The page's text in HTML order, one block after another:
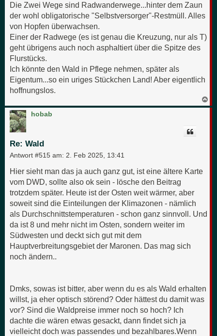
Die Zwei Wege sind Radwanderwege...hinter dem Zaun
der wohl obligatorische "Selbstversorger"-Restmüll. Alles
von Hopfen überwachsen.
Einer der Radwege (es ist genau die Kreuzung, nur als T)
geht übrigens auch noch asphaltiert über die Spitze des
Flurstücks.
Ich könnte den Wald in Pflege nehmen, später als
Eigentum...so ein uriges Stückchen Land! Aber eigentlich
hoffnungslos.
a
hobab
Re: Wald
Antwort #515 am: 2. Feb 2025, 13:41
Hier sieht man das ja auch ganz gut, ist eine ältere Karte
vom DWD, sollte also ok sein - lösche den Beitrag
trotzdem später. Heute ist der Osten weit wärmer, aber
soweit sind die Einteilungen der Klimazonen - nämlich
als Durchschnittstemperaturen - schon ganz sinnvoll. Und
da ist 8 und mehr nicht im Osten, sondern weiter im
Südwesten und deckt sich gut mit dem
Hauptverbreitungsgebiet der Maronen. Das mag sich
noch ändern..
Dmks, sowas ist bitter, aber wenn du es als Wald erhalten
willst, ja eher optisch störend? Oder hättest du damit was
vor? Sind die Waldpreise immer noch so hoch? Ich
dachte die wären etwas gesackt, dann findet sich ja
vielleicht doch was passendes und bezahlbares.Wenn